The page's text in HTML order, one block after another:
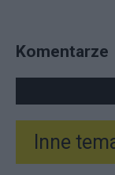
Komentarze
Inne